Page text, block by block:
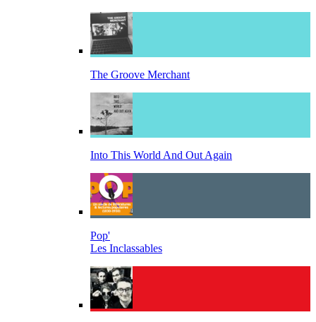
The Groove Merchant
Into This World And Out Again
Pop'
Les Inclassables